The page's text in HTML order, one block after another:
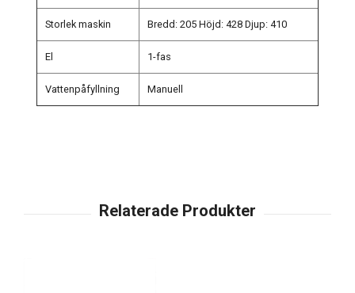
Storlek maskin Bredd: 205 Höjd: 428 Djup: 410
El 1-fas
Vattenpåfyllning Manuell